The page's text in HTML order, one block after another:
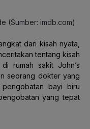
(Sumber: imdb.com)
dari kisah nyata,
tentang kisah
rumah sakit John’s
seorang dokter yang
bayi biru
yang tepat